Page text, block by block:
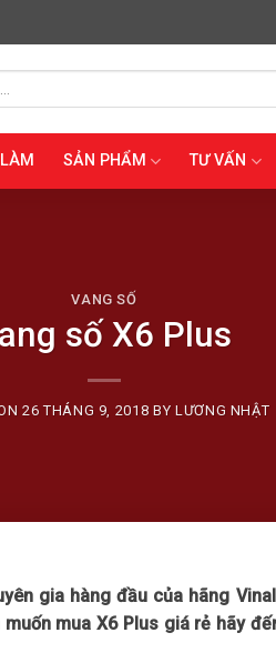
SẢN PHẨM TƯ VẤN
VANG SỐ
số X6 Plus
26 THÁNG 9, 2018 BY LƯƠNG NHẬT
gia hàng đầu của hãng
mua X6 Plus giá rẻ hãy